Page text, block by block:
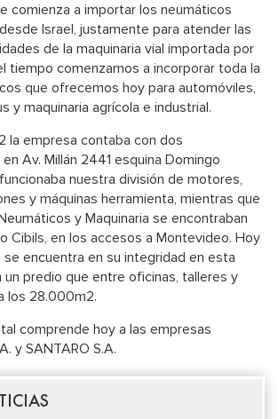
comienza a importar los neumáticos
Israel, justamente para atender las
de la maquinaria vial importada por
tiempo comenzamos a incorporar toda la
que ofrecemos hoy para automóviles,
y maquinaria agrícola e industrial.
la empresa contaba con dos
Av. Millán 2441 esquina Domingo
nuestra división de motores,
y máquinas herramienta, mientras que
y Maquinaria se encontraban
Cibils, en los accesos a Montevideo. Hoy
se encuentra en su integridad en esta
un predio que entre oficinas, talleres y
los 28.000m2.
comprende hoy a las empresas
y SANTARO S.A.